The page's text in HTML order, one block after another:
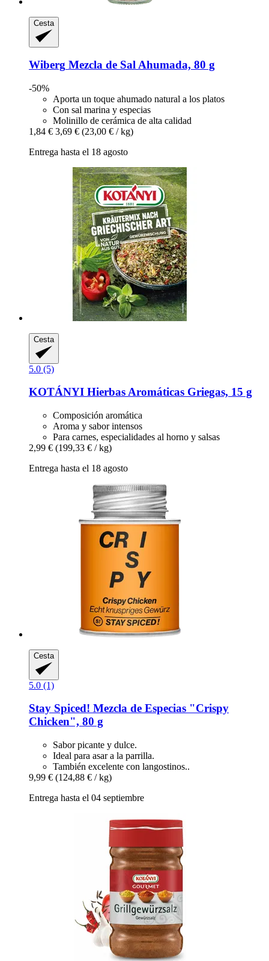
Cesta
Wiberg Mezcla de Sal Ahumada, 80 g
-50%
Aporta un toque ahumado natural a los platos
Con sal marina y especias
Molinillo de cerámica de alta calidad
1,84 € 3,69 € (23,00 € / kg)
Entrega hasta el 18 agosto
Cesta
5.0 (5)
KOTÁNYI Hierbas Aromáticas Griegas, 15 g
Composición aromática
Aroma y sabor intensos
Para carnes, especialidades al horno y salsas
2,99 € (199,33 € / kg)
Entrega hasta el 18 agosto
Cesta
5.0 (1)
Stay Spiced! Mezcla de Especias "Crispy
Chicken", 80 g
Sabor picante y dulce.
Ideal para asar a la parrilla.
También excelente con langostinos..
9,99 € (124,88 € / kg)
Entrega hasta el 04 septiembre